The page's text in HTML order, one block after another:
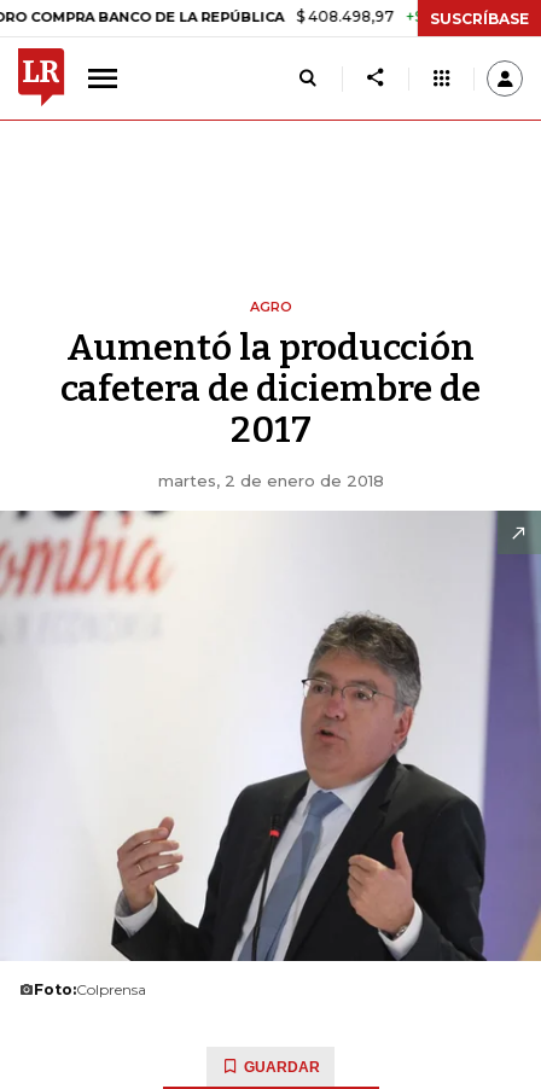
BANCO DE LA REPÚBLICA $ 408.498,97 +$ 8.753,81 +2,19%
SUSCRÍBASE
AGRO
Aumentó la producción
cafetera de diciembre de
2017
martes, 2 de enero de 2018
Foto:Colprensa
GUARDAR